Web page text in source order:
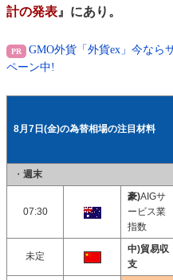
計の発表』にあり。
GMO外貨「外貨ex」今なら
ペーン中!
8月7日(金)の為替相場の注目材料
・ 週末
07:30
豪)AIGサ
ービス業
指数
未定
中)貿易収
支